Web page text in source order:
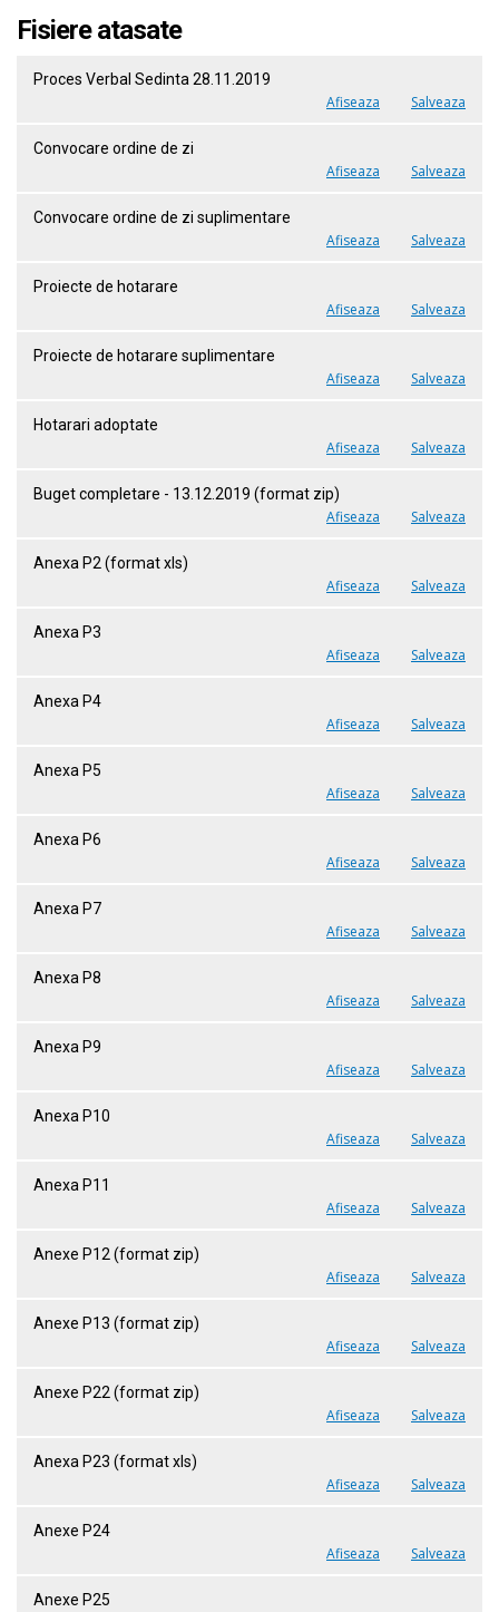
Fisiere atasate
Proces Verbal Sedinta 28.11.2019
Afiseaza Salveaza
Convocare ordine de zi
Afiseaza Salveaza
Convocare ordine de zi suplimentare
Afiseaza Salveaza
Proiecte de hotarare
Afiseaza Salveaza
Proiecte de hotarare suplimentare
Afiseaza Salveaza
Hotarari adoptate
Afiseaza Salveaza
Buget completare - 13.12.2019 (format zip)
Afiseaza Salveaza
Anexa P2 (format xls)
Afiseaza Salveaza
Anexa P3
Afiseaza Salveaza
Anexa P4
Afiseaza Salveaza
Anexa P5
Afiseaza Salveaza
Anexa P6
Afiseaza Salveaza
Anexa P7
Afiseaza Salveaza
Anexa P8
Afiseaza Salveaza
Anexa P9
Afiseaza Salveaza
Anexa P10
Afiseaza Salveaza
Anexa P11
Afiseaza Salveaza
Anexe P12 (format zip)
Afiseaza Salveaza
Anexe P13 (format zip)
Afiseaza Salveaza
Anexe P22 (format zip)
Afiseaza Salveaza
Anexa P23 (format xls)
Afiseaza Salveaza
Anexe P24
Afiseaza Salveaza
Anexe P25